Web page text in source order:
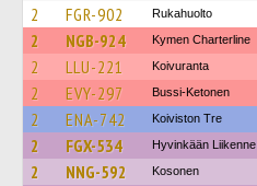
2 FGR-902 Rukahuolto
2 NGB-924 Kymen Charterline
2 LLU-221 Koivuranta
2 EVY-297 Bussi-Ketonen
2 ENA-742 Koiviston Tre
2 FGX-534 Hyvinkään Liikenne
2 NNG-592 Kosonen